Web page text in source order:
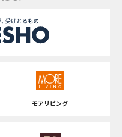
モアリビング